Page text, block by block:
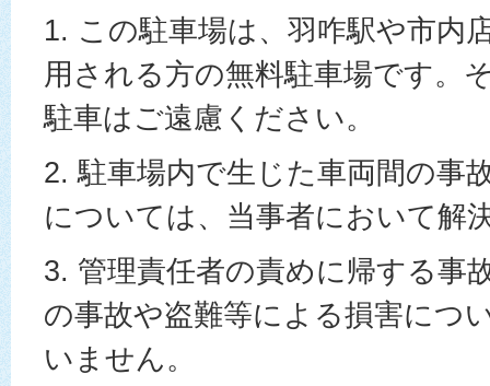
1. この駐車場は、羽咋駅や市内
用される方の無料駐車場です。
駐車はご遠慮ください。
2. 駐車場内で生じた車両間の事
については、当事者において解
3. 管理責任者の責めに帰する事
の事故や盗難等による損害につ
いません。